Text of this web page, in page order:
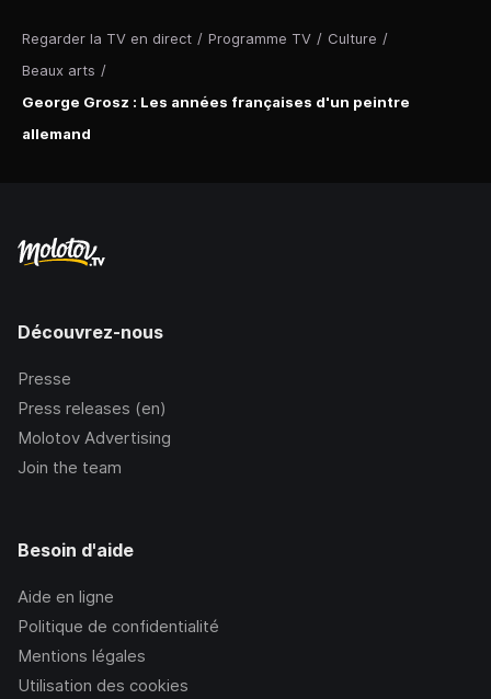
Regarder la TV en direct / Programme TV / Culture /
Beaux arts /
George Grosz : Les années françaises d'un peintre
allemand
Découvrez-nous
Presse
Press releases (en)
Molotov Advertising
Join the team
Besoin d'aide
Aide en ligne
Politique de confidentialité
Mentions légales
Utilisation des cookies